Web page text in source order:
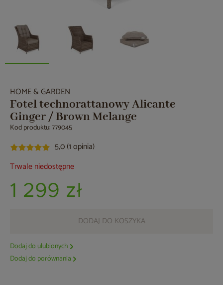
HOME & GARDEN
Fotel technorattanowy Alicante
Ginger / Brown Melange
Kod produktu: 779045
5,0 (1 opinia)
Trwale niedostępne
1 299 zł
DODAJ DO KOSZYKA
Dodaj do ulubionych
Dodaj do porównania